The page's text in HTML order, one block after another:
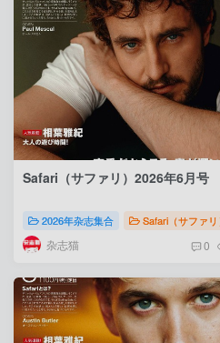
Safari（サファリ）2026年6月号
2026年杂志集合 Safari（サファリ
杂志猫 0